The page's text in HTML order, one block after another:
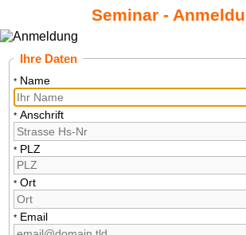
Seminar -
Ihre Daten
* Name
* Anschrift
* PLZ
* Ort
* Email